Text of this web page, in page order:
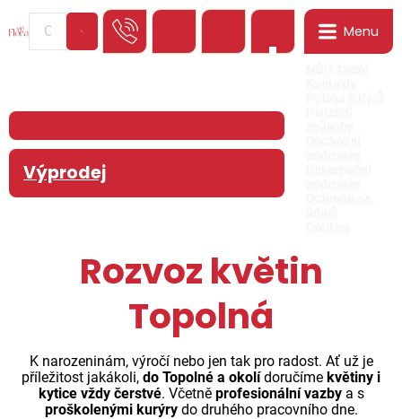
Menu
Výprodej
Rozvoz květin
Topolná
K narozeninám, výročí nebo jen tak pro radost. Ať už je
příležitost jakákoli, do Topolné a okolídoručíme květiny i
kytice vždy čerstvé. Včetně profesionální vazbya s
proškolenými kurýrydo druhého pracovního dne.